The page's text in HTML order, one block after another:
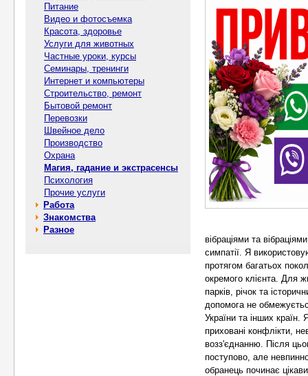
Питание
Видео и фотосъемка
Красота, здоровье
Услуги для животных
Частные уроки, курсы
Семинары, тренинги
Интернет и компьютеры
Строительство, ремонт
Бытовой ремонт
Перевозки
Швейное дело
Производство
Охрана
Магия, гадание и экстрасенсы
Психология
Прочие услуги
Работа
Знакомства
Разное
вібраціями та
симпатії. Я
протягом багатьох
окремого клієнта. Для
парків, річок та
допомога не
України та інших країн.
приховані конфлікти,
возз'єднанню. Після
поступово, але
обранець починає